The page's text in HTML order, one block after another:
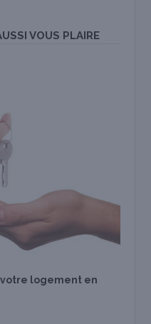
VOUS PLAIRE
votre logement en